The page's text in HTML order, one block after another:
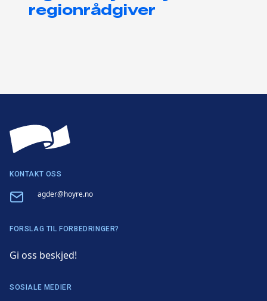
regionrådgiver
KONTAKT OSS
Email agder@hoyre.no
FORSLAG TIL FORBEDRINGER?
Gi oss beskjed!
SOSIALE MEDIER